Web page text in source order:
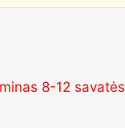
8-12 savatės